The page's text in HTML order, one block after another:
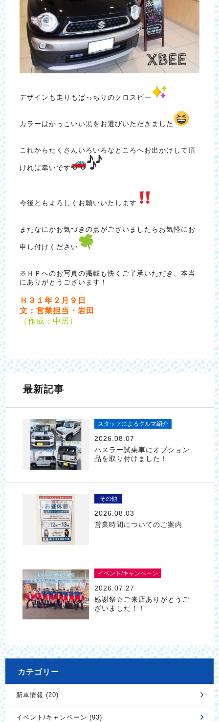
デザインも走りもばっちりのクロスビー
カラーはかっこいい黒をお選びいただきました
これからたくさんいろいろなところへお出かけして頂
ければ幸いです
今後ともよろしくお願いいたします
またなにかお気づきの点がございましたらお気軽にお
申し付けください
※ＨＰへのお写真の掲載も快くご了承いただき、本当
にありがとうございます！
Ｈ３１年２月９日
文：営業担当・岩田
（作成：中居）
最新記事
スタッフによるクルマ紹介
2026.08.07
ハスラー試乗車にオプション
品を取り付けました！
その他
2026.08.03
営業時間についてのご案内
イベント/キャンペーン
2026.07.27
感謝祭☆ご来店ありがとうご
ざいました！！
カテゴリー
新車情報 (20)
イベント/キャンペーン (93)